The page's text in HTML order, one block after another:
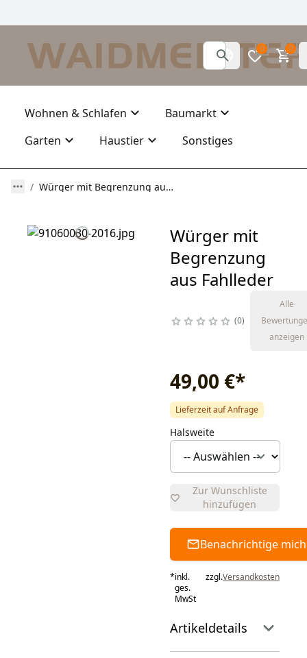
0 0
Wohnen & Schlafen
Baumarkt
Garten
Haustier Sonstiges
Würger mit Begrenzung aus Fahlleder
Würger mit
Begrenzung
aus Fahlleder
0
Alle
anzeigen
49,00 €*
Lieferzeit auf Anfrage
Halsweite
Zur Wunschliste
hinzufügen
Benachrichtige mich
*inkl.
ges.
MwSt
zzgl.Versandkosten
Artikeldetails